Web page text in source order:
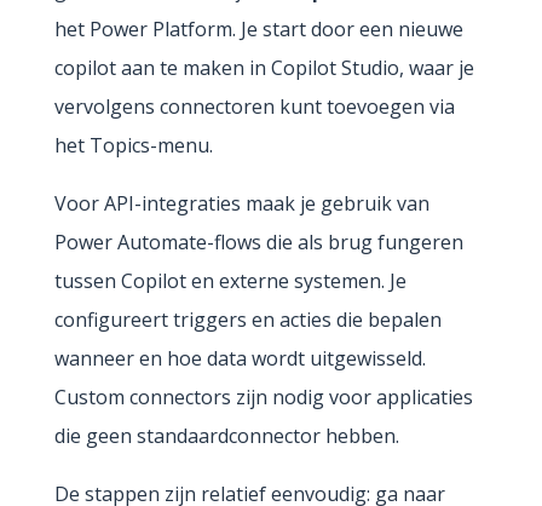
het Power Platform. Je start door een nieuwe
copilot aan te maken in Copilot Studio, waar je
vervolgens connectoren kunt toevoegen via
het Topics-menu.
Voor API-integraties maak je gebruik van
Power Automate-flows die als brug fungeren
tussen Copilot en externe systemen. Je
configureert triggers en acties die bepalen
wanneer en hoe data wordt uitgewisseld.
Custom connectors zijn nodig voor applicaties
die geen standaardconnector hebben.
De stappen zijn relatief eenvoudig: ga naar